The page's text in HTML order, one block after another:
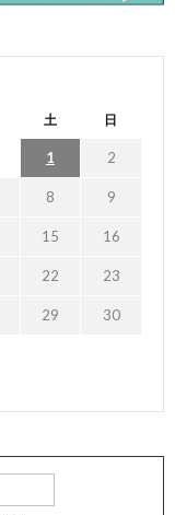
土 日
1 2
8 9
15 16
22 23
29 30